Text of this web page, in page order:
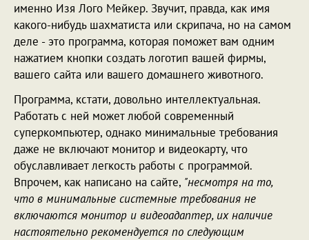
именно Изя Лого Мейкер. Звучит, правда, как имя
какого-нибудь шахматиста или скрипача, но на самом
деле - это программа, которая поможет вам одним
нажатием кнопки создать логотип вашей фирмы,
вашего сайта или вашего домашнего животного.
Программа, кстати, довольно интеллектуальная.
Работать с ней может любой современный
суперкомпьютер, однако минимальные требования
даже не включают монитор и видеокарту, что
обуславливает легкость работы с программой.
Впрочем, как написано на сайте, "несмотря на то,
что в минимальные системные требования не
включаются монитор и видеоадаптер, их наличие
настоятельно рекомендуется по следующим